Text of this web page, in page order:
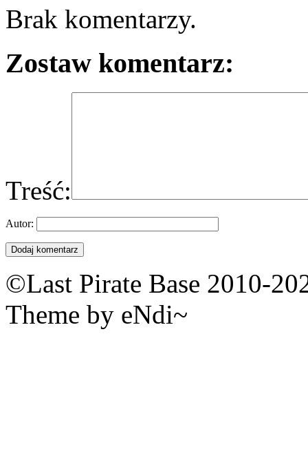
Brak komentarzy.
Zostaw komentarz:
Treść:
Autor:
©Last Pirate Base 2010-
Theme by eNdi~